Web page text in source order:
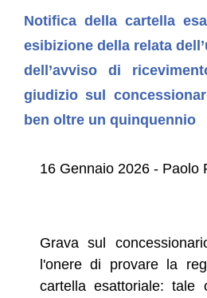
Notifica della cartella
esibizione della relata
dell’avviso di
giudizio sul
ben oltre un quinquennio
16 Gennaio 2026 - Paolo
Grava sul
l'onere di provare la
cartella esattoriale: tale